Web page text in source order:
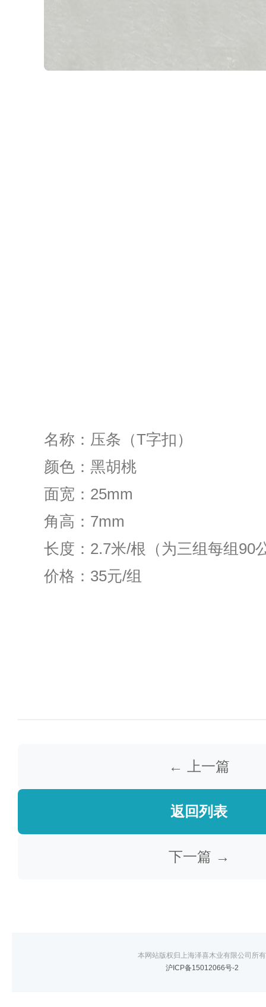
名称：压条（T字扣）
颜色：黑胡桃
面宽：25mm
角高：7mm
长度：2.7米/根（为三组每组90
价格：35元/组
← 上一篇
返回列表
下一篇 →
本网站版权归上海泽喜木业有限公司所有
沪ICP备15012066号-2